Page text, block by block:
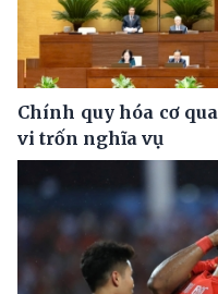
Chính quy hóa cơ
vi trốn nghĩa vụ